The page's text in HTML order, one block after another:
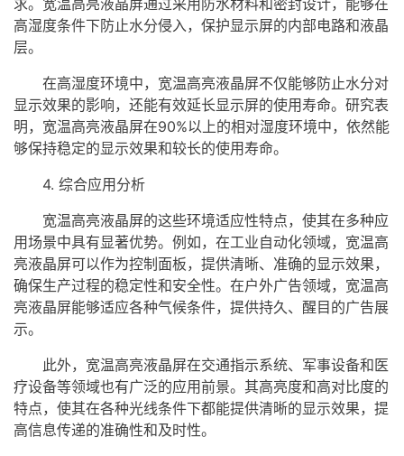
求。宽温高亮液晶屏通过采用防水材料和密封设计，能够在
高湿度条件下防止水分侵入，保护显示屏的内部电路和液晶
层。
在高湿度环境中，宽温高亮液晶屏不仅能够防止水分对
显示效果的影响，还能有效延长显示屏的使用寿命。研究表
明，宽温高亮液晶屏在90%以上的相对湿度环境中，依然能
够保持稳定的显示效果和较长的使用寿命。
4. 综合应用分析
宽温高亮液晶屏的这些环境适应性特点，使其在多种应
用场景中具有显著优势。例如，在工业自动化领域，宽温高
亮液晶屏可以作为控制面板，提供清晰、准确的显示效果，
确保生产过程的稳定性和安全性。在户外广告领域，宽温高
亮液晶屏能够适应各种气候条件，提供持久、醒目的广告展
示。
此外，宽温高亮液晶屏在交通指示系统、军事设备和医
疗设备等领域也有广泛的应用前景。其高亮度和高对比度的
特点，使其在各种光线条件下都能提供清晰的显示效果，提
高信息传递的准确性和及时性。